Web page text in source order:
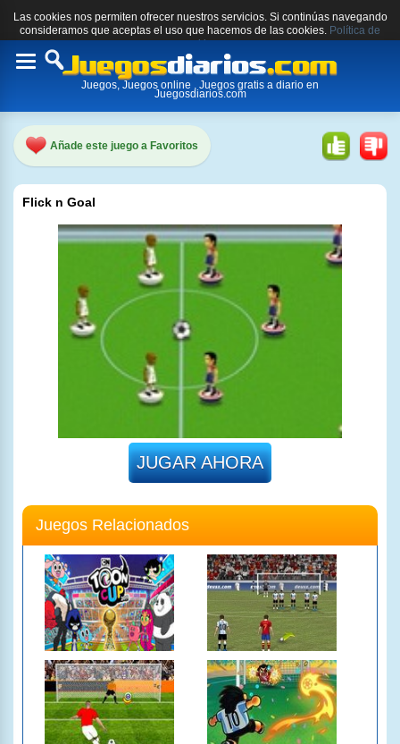
Las cookies nos permiten ofrecer nuestros servicios. Si continúas navegando
consideramos que aceptas el uso que hacemos de las cookies. Política de
cookies.
Toggle
Juegos, Juegos online , Juegos gratis a diario en
Juegosdiarios.com
Añade este juego a Favoritos
Flick n Goal
JUGAR AHORA
Juegos Relacionados